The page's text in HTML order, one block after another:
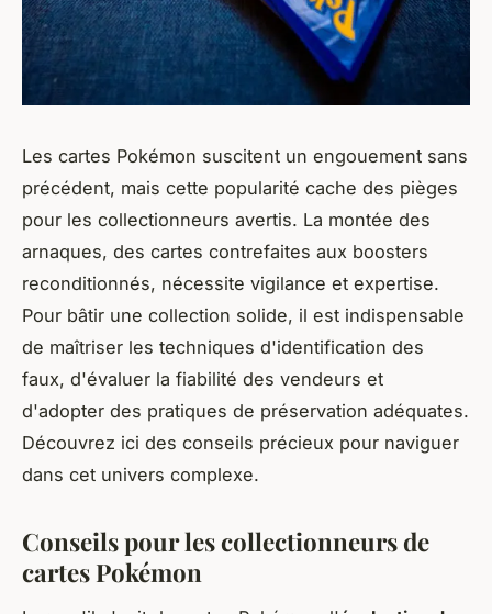
Les cartes Pokémon suscitent un engouement sans
précédent, mais cette popularité cache des pièges
pour les collectionneurs avertis. La montée des
arnaques, des cartes contrefaites aux boosters
reconditionnés, nécessite vigilance et expertise.
Pour bâtir une collection solide, il est indispensable
de maîtriser les techniques d'identification des
faux, d'évaluer la fiabilité des vendeurs et
d'adopter des pratiques de préservation adéquates.
Découvrez ici des conseils précieux pour naviguer
dans cet univers complexe.
Conseils pour les collectionneurs de
cartes Pokémon